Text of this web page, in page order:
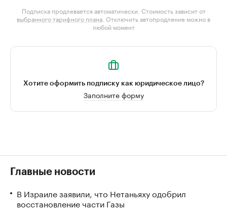
Подписка продлевается автоматически. Стоимость зависит от
выбранного тарифного плана . Отключить автопродление можно в
любой момент
Хотите оформить подписку как юридическое лицо?
Заполните форму
Главные новости
В Израиле заявили, что Нетаньяху одобрил
восстановление части Газы